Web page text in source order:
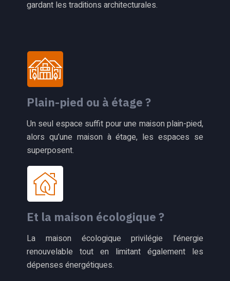
gardant les traditions architecturales.
Plain-pied ou à étage ?
Un seul espace suffit pour une maison plain-pied,
alors qu’une maison à étage, les espaces se
superposent.
Et la maison écologique ?
La maison écologique privilégie l’énergie
renouvelable tout en limitant également les
dépenses énergétiques.